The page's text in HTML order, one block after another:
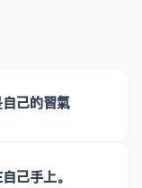
己的習氣
己手上。